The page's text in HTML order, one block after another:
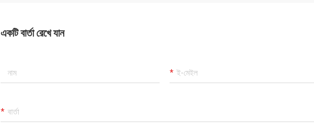
একটি বার্তা রেখে যান